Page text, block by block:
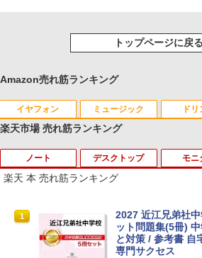
トップページに戻る
Amazon売れ筋ランキング
イヤフォン
Anker Soundcore
￥5,990
Anker Soundcore
ミュージック
BRUCE WAYNE
[Explicit]
BRUCE WAYNE
ド
by Amazon 天然水
富士山の天然水 バ
ウォーター ペット
￥1,380
薬屋のひとりごと 17
ンガンコミックス)
異世界居酒屋「のぶ
楽天市場 売れ筋ランキング
ノート
1
中古パソコン |
ndows11 | ノート
代 | Core i5-
MEM:8GB |
デスクトップ
1
エアリア 世田谷電
ーボード用メンテ
ップ外し スイッ
モニ
1
【マラソンセール
古モニター 19〜
能 HDMI /
選択可能 店長おま
楽天 本 売れ筋ランキング
1
2027 近江兄弟社
ット問題集(5冊)
と対策 / 参考書 自
専門サクセス